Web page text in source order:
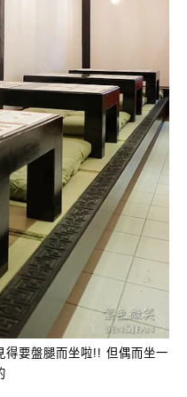
得要盤腿而坐啦!! 但偶而坐一